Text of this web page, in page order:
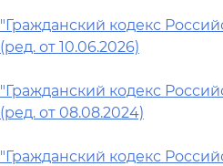
"Гражданский кодекс
(ред. от 10.06.2026)
"Гражданский кодекс
(ред. от 08.08.2024)
"Гражданский кодекс